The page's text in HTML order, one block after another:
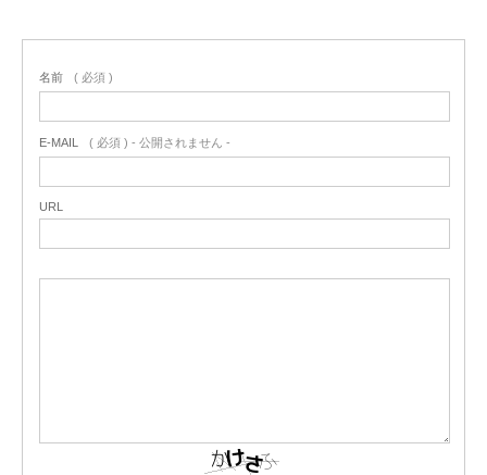
名前 ( 必須 )
E-MAIL ( 必須 ) - 公開されません -
URL